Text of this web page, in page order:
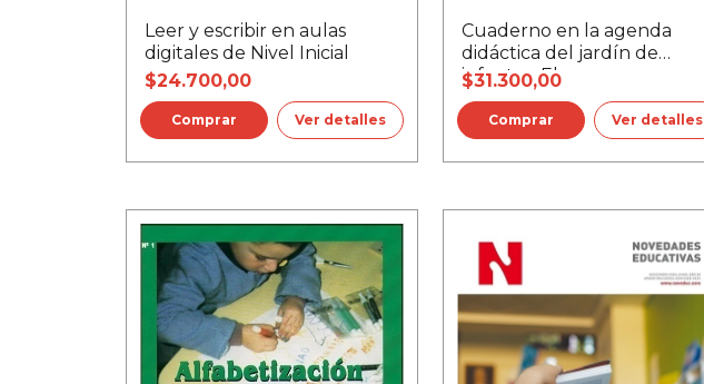
Leer y escribir en aulas
digitales de Nivel Inicial
$24.700,00
Ver detalles
Cuaderno en la agenda
didáctica del jardín de
infantes, El
$31.300,00
Ver detalles